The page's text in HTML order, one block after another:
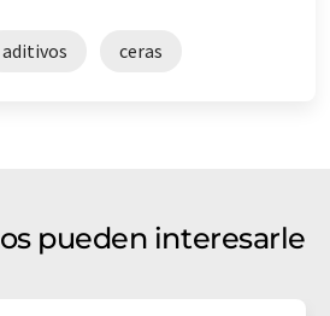
aditivos ceras
pueden interesarle